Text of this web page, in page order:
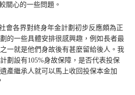
關心的一些問題。
會各界對終身年金計劃初步反應頗為正
的一些具體安排很感興趣，例如長者最
一就是他們身故後有甚麼留給後人。我
劃設有105%身故保障，是否代表投保
產繼承人就可以馬上收回投保本金加